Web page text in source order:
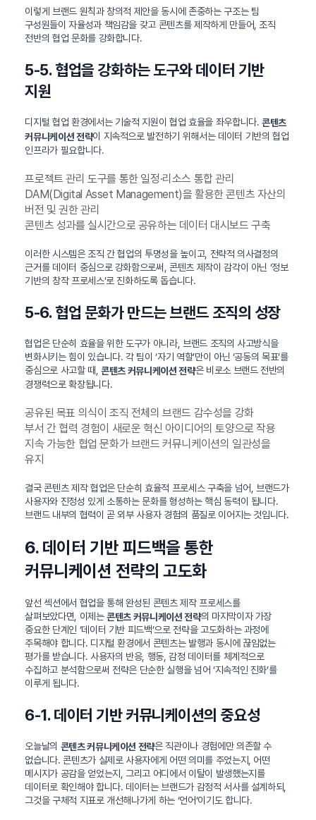
이렇게 브랜드 원칙과 창의적 제안을 동시에 존중하는 구조는 팀
구성원들이 자율성과 책임감을 갖고 콘텐츠를 제작하게 만들어, 조직
전반의 협업 문화를 강화합니다.
5-5. 협업을 강화하는 도구와 데이터 기반
지원
디지털 협업 환경에서는 기술적 지원이 협업 효율을 좌우합니다.콘텐츠
커뮤니케이션 전략이 지속적으로 발전하기 위해서는 데이터 기반의 협업
인프라가 필요합니다.
프로젝트 관리 도구를 통한 일정·리소스 통합 관리
DAM(Digital Asset Management)을 활용한 콘텐츠 자산의
버전 및 권한 관리
콘텐츠 성과를 실시간으로 공유하는 데이터 대시보드 구축
이러한 시스템은 조직 간 협업의 투명성을 높이고, 전략적 의사결정의
근거를 데이터 중심으로 강화함으로써, 콘텐츠 제작이 감각이 아닌 ‘정보
기반의 창작 프로세스’로 진화하도록 돕습니다.
5-6. 협업 문화가 만드는 브랜드 조직의 성장
협업은 단순히 효율을 위한 도구가 아니라, 브랜드 조직의 사고방식을
변화시키는 힘이 있습니다. 각 팀이 ‘자기 역할’만이 아닌 ‘공동의 목표’를
중심으로 사고할 때,콘텐츠 커뮤니케이션 전략은 비로소 브랜드 전반의
경쟁력으로 확장됩니다.
공유된 목표 의식이 조직 전체의 브랜드 감수성을 강화
부서 간 협력 경험이 새로운 혁신 아이디어의 토양으로 작용
지속 가능한 협업 문화가 브랜드 커뮤니케이션의 일관성을
유지
결국 콘텐츠 제작 협업은 단순히 효율적 프로세스 구축을 넘어, 브랜드가
사용자와 진정성 있게 소통하는 문화를 형성하는 핵심 동력이 됩니다.
브랜드 내부의 협력이 곧 외부 사용자 경험의 품질로 이어지는 것입니다.
6. 데이터 기반 피드백을 통한
커뮤니케이션 전략의 고도화
앞선 섹션에서 협업을 통해 완성된 콘텐츠 제작 프로세스를
살펴보았다면, 이제는콘텐츠 커뮤니케이션 전략의 마지막이자 가장
중요한 단계인 ‘데이터 기반 피드백’으로 전략을 고도화하는 과정에
주목해야 합니다. 디지털 환경에서 콘텐츠는 발행과 동시에 끊임없는
평가를 받습니다. 사용자의 반응, 행동, 감정 데이터를 체계적으로
수집하고 분석함으로써 전략은 단순한 실행을 넘어 ‘지속적인 진화’를
이루게 됩니다.
6-1. 데이터 기반 커뮤니케이션의 중요성
오늘날의 콘텐츠 커뮤니케이션 전략은 직관이나 경험에만 의존할 수
없습니다. 콘텐츠가 실제로 사용자에게 어떤 의미를 주었는지, 어떤
메시지가 공감을 얻었는지, 그리고 어디에서 이탈이 발생했는지를
데이터로 확인해야 합니다. 데이터는 브랜드가 감정적 서사를 설계하되,
그것을 구체적 지표로 개선해나가게 하는 ‘언어’이기도 합니다.